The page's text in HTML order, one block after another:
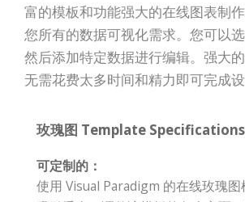
富的模板和功能强大的在线图表制
您所有的数据可视化需求。您可以
然后添加特定数据进行编辑。强大
无需花费太多时间和精力即可完成设
玫瑰图 Template
可定制的：
使用 Visual Paradigm 的在线玫瑰图